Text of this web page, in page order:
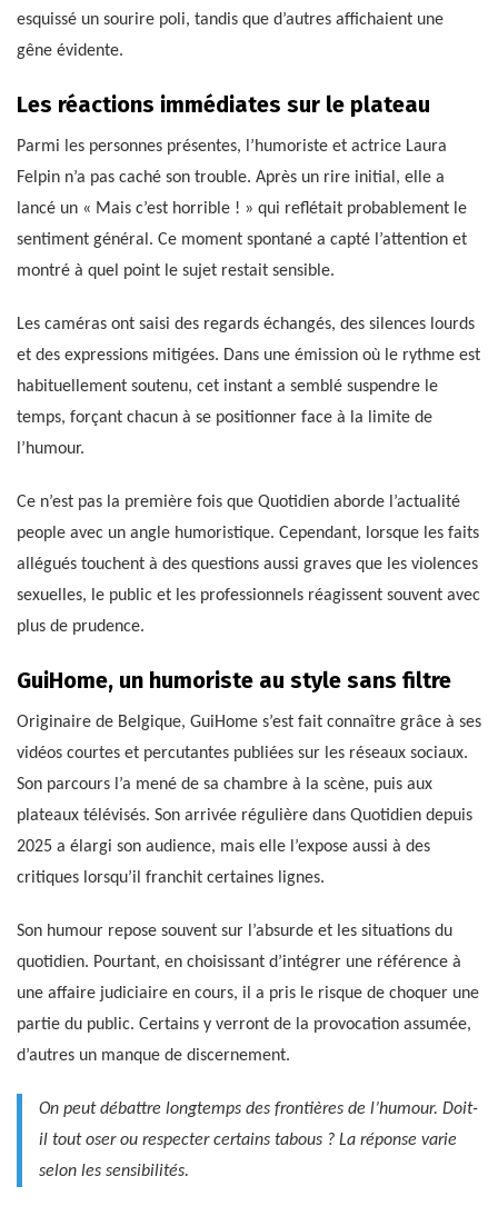
esquissé un sourire poli, tandis que d’autres affichaient une
gêne évidente.
Les réactions immédiates sur le plateau
Parmi les personnes présentes, l’humoriste et actrice Laura
Felpin n’a pas caché son trouble. Après un rire initial, elle a
lancé un « Mais c’est horrible ! » qui reflétait probablement le
sentiment général. Ce moment spontané a capté l’attention et
montré à quel point le sujet restait sensible.
Les caméras ont saisi des regards échangés, des silences lourds
et des expressions mitigées. Dans une émission où le rythme est
habituellement soutenu, cet instant a semblé suspendre le
temps, forçant chacun à se positionner face à la limite de
l’humour.
Ce n’est pas la première fois que Quotidien aborde l’actualité
people avec un angle humoristique. Cependant, lorsque les faits
allégués touchent à des questions aussi graves que les violences
sexuelles, le public et les professionnels réagissent souvent avec
plus de prudence.
GuiHome, un humoriste au style sans filtre
Originaire de Belgique, GuiHome s’est fait connaître grâce à ses
vidéos courtes et percutantes publiées sur les réseaux sociaux.
Son parcours l’a mené de sa chambre à la scène, puis aux
plateaux télévisés. Son arrivée régulière dans Quotidien depuis
2025 a élargi son audience, mais elle l’expose aussi à des
critiques lorsqu’il franchit certaines lignes.
Son humour repose souvent sur l’absurde et les situations du
quotidien. Pourtant, en choisissant d’intégrer une référence à
une affaire judiciaire en cours, il a pris le risque de choquer une
partie du public. Certains y verront de la provocation assumée,
d’autres un manque de discernement.
On peut débattre longtemps des frontières de l’humour. Doit-
il tout oser ou respecter certains tabous ? La réponse varie
selon les sensibilités.